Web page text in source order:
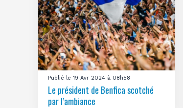
Publié le 19 Avr 2024 à 08h58
Le président de Benfica scotché
par l’ambiance